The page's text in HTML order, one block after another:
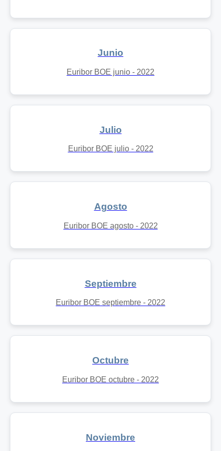
Junio
Euribor BOE junio - 2022
Julio
Euribor BOE julio - 2022
Agosto
Euribor BOE agosto - 2022
Septiembre
Euribor BOE septiembre - 2022
Octubre
Euribor BOE octubre - 2022
Noviembre